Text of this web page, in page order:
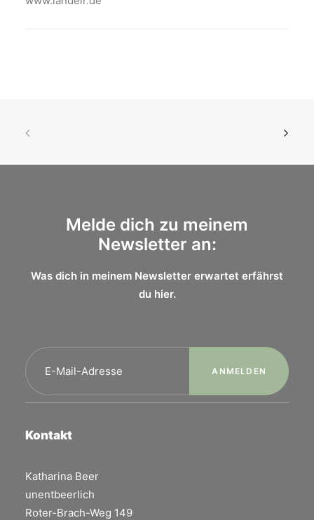
Melde dich zu meinem
Newsletter an:
Was dich in meinem Newsletter erwartet erfährst
du hier.
Kontakt
Katharina Beer
unentbeerlich
Roter-Brach-Weg 149